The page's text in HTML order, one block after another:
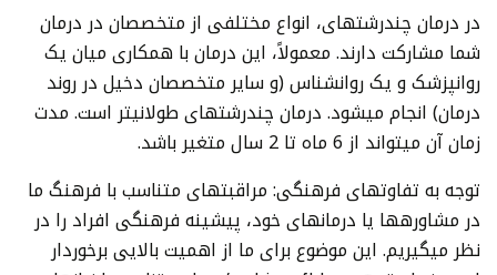
در درمان چندرشتهای، انواع مختلفی از متخصصان در درمان
شما مشارکت دارند. معمولاً، این درمان با همکاری میان یک
روانپزشک و یک روانشناس (و سایر متخصصان دخیل در روند
درمان) انجام میشود. درمان چندرشتهای طولانیتر است. مدت
زمان آن میتواند از 6 ماه تا 2 سال متغیر باشد.
توجه به تفاوتهای فرهنگی: مراقبتهای متناسب با فرهنگ ما
در مشاورهها یا درمانهای خود، پیشینه فرهنگی افراد را در
نظر میگیریم. این موضوع برای ما از اهمیت بالایی برخوردار